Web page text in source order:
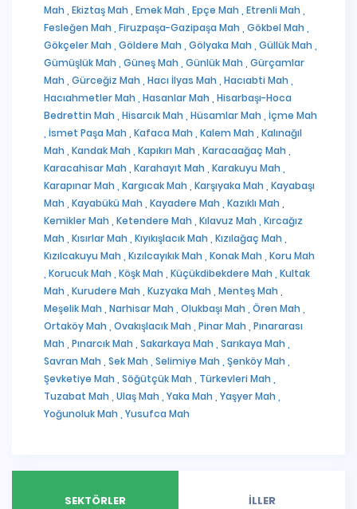
Mah , Ekiztaş Mah , Emek Mah , Epçe Mah , Etrenli Mah ,
Fesleğen Mah , Firuzpaşa-Gazipaşa Mah , Gökbel Mah ,
Gökçeler Mah , Göldere Mah , Gölyaka Mah , Güllük Mah ,
Gümüşlük Mah , Güneş Mah , Günlük Mah , Gürçamlar
Mah , Gürceğiz Mah , Hacı İlyas Mah , Hacıabti Mah ,
Hacıahmetler Mah , Hasanlar Mah , Hisarbaşı-Hoca
Bedrettin Mah , Hisarcık Mah , Hüsamlar Mah , İçme Mah
İsmet Paşa Mah , Kafaca Mah , Kalem Mah , Kalınağıl
Mah , Kandak Mah , Kapıkırı Mah , Karacaağaç Mah ,
Karacahisar Mah , Karahayıt Mah , Karakuyu Mah ,
Karapınar Mah , Kargıcak Mah , Karşıyaka Mah , Kayabaşı
Mah , Kayabükü Mah , Kayadere Mah , Kazıklı Mah ,
Kemikler Mah , Ketendere Mah , Kılavuz Mah , Kırcağız
Mah , Kısırlar Mah , Kıyıkışlacık Mah , Kızılağaç Mah ,
Kızılcakuyu Mah , Kızılcayıkık Mah , Konak Mah , Koru Mah
Korucuk Mah , Köşk Mah , Küçükdibekdere Mah , Kultak
Mah , Kurudere Mah , Kuzyaka Mah , Menteş Mah ,
Meşelik Mah , Narhisar Mah , Olukbaşı Mah , Ören Mah ,
Ortaköy Mah , Ovakışlacık Mah , Pinar Mah , Pınararası
Mah , Pınarcık Mah , Sakarkaya Mah , Sarıkaya Mah ,
Savran Mah , Sek Mah , Selimiye Mah , Şenköy Mah ,
Şevketiye Mah , Söğütçük Mah , Türkevleri Mah ,
Tuzabat Mah , Ulaş Mah , Yaka Mah , Yaşyer Mah ,
Yoğunoluk Mah , Yusufca Mah
SEKTÖRLER İLLER